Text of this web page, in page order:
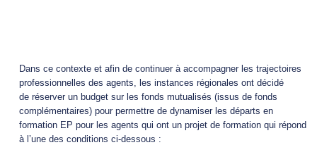
Dans ce contexte et afin de continuer à accompagner les trajectoires
professionnelles des agents, les instances régionales ont décidé
de réserver un budget sur les fonds mutualisés (issus de fonds
complémentaires) pour permettre de dynamiser les départs en
formation EP pour les agents qui ont un projet de formation qui répond
à l’une des conditions ci-dessous :